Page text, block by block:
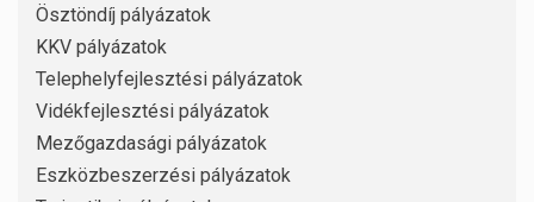
Ösztöndíj pályázatok
KKV pályázatok
Telephelyfejlesztési pályázatok
Vidékfejlesztési pályázatok
Mezőgazdasági pályázatok
Eszközbeszerzési pályázatok